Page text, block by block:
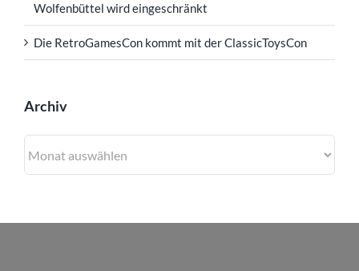
Wolfenbüttel wird eingeschränkt
Die RetroGamesCon kommt mit der ClassicToysCon
Archiv